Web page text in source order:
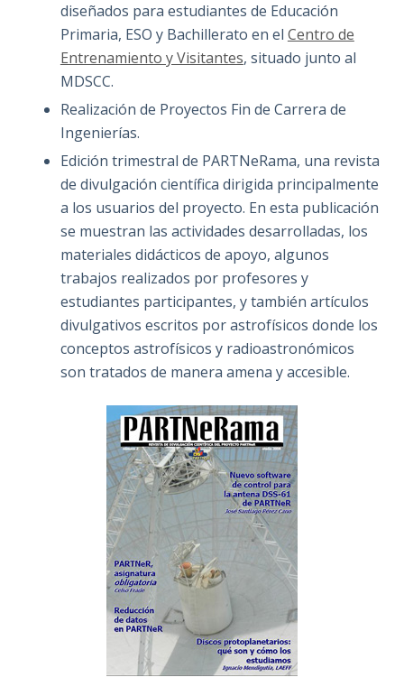
diseñados para estudiantes de Educación
Primaria, ESO y Bachillerato en el Centro de
Entrenamiento y Visitantes, situado junto al
MDSCC.
Realización de Proyectos Fin de Carrera de
Ingenierías.
Edición trimestral de PARTNeRama, una revista
de divulgación científica dirigida principalmente
a los usuarios del proyecto. En esta publicación
se muestran las actividades desarrolladas, los
materiales didácticos de apoyo, algunos
trabajos realizados por profesores y
estudiantes participantes, y también artículos
divulgativos escritos por astrofísicos donde los
conceptos astrofísicos y radioastronómicos
son tratados de manera amena y accesible.